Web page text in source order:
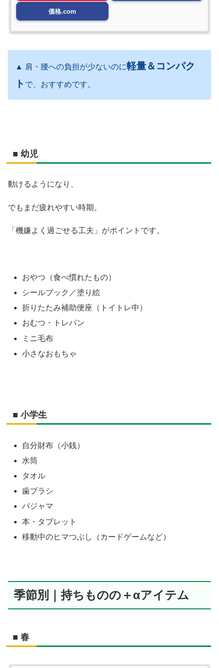
価格.com
▲ 肩・腰への負担が少ないのに軽量＆コンパク
ト で、おすすめです。
■ 幼児
動けるようになり、
でもまだ疲れやすい時期。
「機嫌よく過ごせる工夫」がポイントです。
おやつ（食べ慣れたもの）
シールブック／塗り絵
折りたたみ補助便座（トイトレ中）
おむつ・トレパン
ミニ毛布
小さなおもちゃ
■ 小学生
自分財布（小銭）
水筒
タオル
歯ブラシ
パジャマ
本・タブレット
移動中のヒマつぶし（カードゲームなど）
季節別｜持ちものの＋αアイテム
■ 春